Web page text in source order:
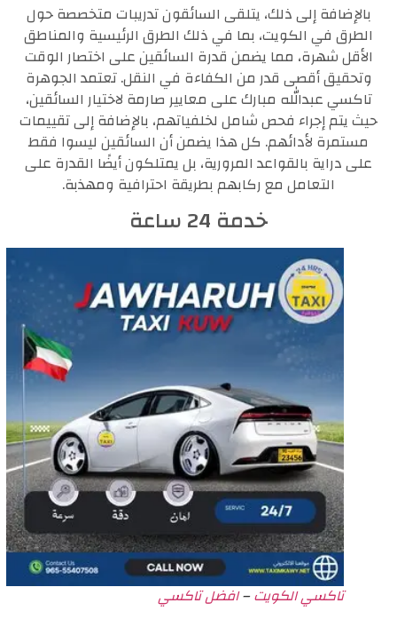
بالإضافة إلى ذلك، يتلقى السائقون تدريبات متخصصة حول
الطرق في الكويت، بما في ذلك الطرق الرئيسية والمناطق
الأقل شهرة، مما يضمن قدرة السائقين على اختصار الوقت
وتحقيق أقصى قدر من الكفاءة في النقل. تعتمد الجوهرة
تاكسي عبدالله مبارك على معايير صارمة لاختيار السائقين،
حيث يتم إجراء فحص شامل لخلفياتهم، بالإضافة إلى تقييمات
مستمرة لأدائهم. كل هذا يضمن أن السائقين ليسوا فقط
على دراية بالقواعد المرورية، بل يمتلكون أيضًا القدرة على
التعامل مع ركابهم بطريقة احترافية ومهذبة.
خدمة 24 ساعة
تاكسي الكويت–افضل تاكسي